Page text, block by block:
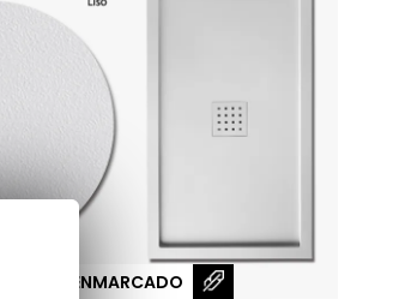
COLIMA ENMARCADO